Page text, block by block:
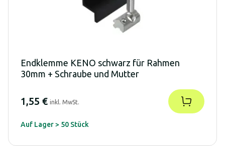
Endklemme KENO schwarz für Rahmen
30mm + Schraube und Mutter
1,55 € inkl. MwSt.
Auf Lager > 50 Stück